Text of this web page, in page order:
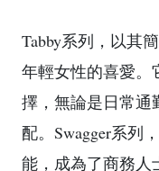
Tabby系列，以其
年輕女性的喜愛。
擇，無論是日常通
配。Swagger系列
能，成為了商務人